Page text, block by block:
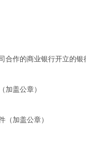
合作的商业银行开立的银
加盖公章）
（加盖公章）